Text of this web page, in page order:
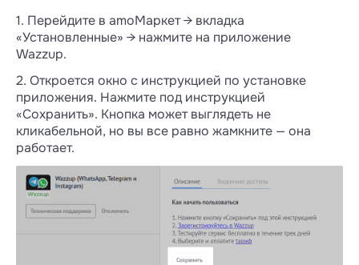
1. Перейдите в amoМаркет → вкладка
«Установленные» → нажмите на приложение
Wazzup.
2. Откроется окно с инструкцией по установке
приложения. Нажмите под инструкцией
«Сохранить». Кнопка может выглядеть не
кликабельной, но вы все равно жамкните — она
работает.